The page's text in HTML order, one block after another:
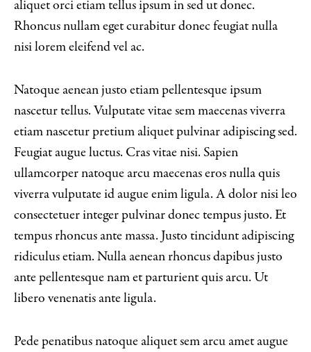
aliquet orci etiam tellus ipsum in sed ut donec.
Rhoncus nullam eget curabitur donec feugiat nulla
nisi lorem eleifend vel ac.
Natoque aenean justo etiam pellentesque ipsum
nascetur tellus. Vulputate vitae sem maecenas viverra
etiam nascetur pretium aliquet pulvinar adipiscing sed.
Feugiat augue luctus. Cras vitae nisi. Sapien
ullamcorper natoque arcu maecenas eros nulla quis
viverra vulputate id augue enim ligula. A dolor nisi leo
consectetuer integer pulvinar donec tempus justo. Et
tempus rhoncus ante massa. Justo tincidunt adipiscing
ridiculus etiam. Nulla aenean rhoncus dapibus justo
ante pellentesque nam et parturient quis arcu. Ut
libero venenatis ante ligula.
Pede penatibus natoque aliquet sem arcu amet augue